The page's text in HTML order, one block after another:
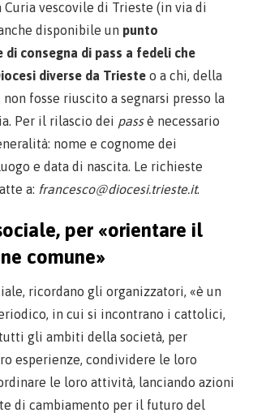
Curia vescovile di Trieste (in via di
disponibile un punto
di consegna di pass a fedeli che
diverse da Trieste o a chi, della
fosse riuscito a segnarsi presso la
Per il rilascio dei passè necessario
nome e cognome dei
e data di nascita. Le richieste
a: francesco@diocesi.trieste.it.
per «orientare il
comune»
ricordano gli organizzatori, «è un
in cui si incontrano i cattolici,
gli ambiti della società, per
esperienze, condividere le loro
le loro attività, lanciando azioni
di cambiamento per il futuro del